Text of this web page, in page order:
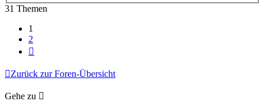
31 Themen
1
2
Zurück zur Foren-Übersicht
Gehe zu